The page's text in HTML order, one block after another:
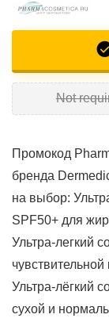
Not
Промокод
бренда
на выбор:
SPF50+ для
Ультра-легкий
Ультра-лёгкий
сухой и